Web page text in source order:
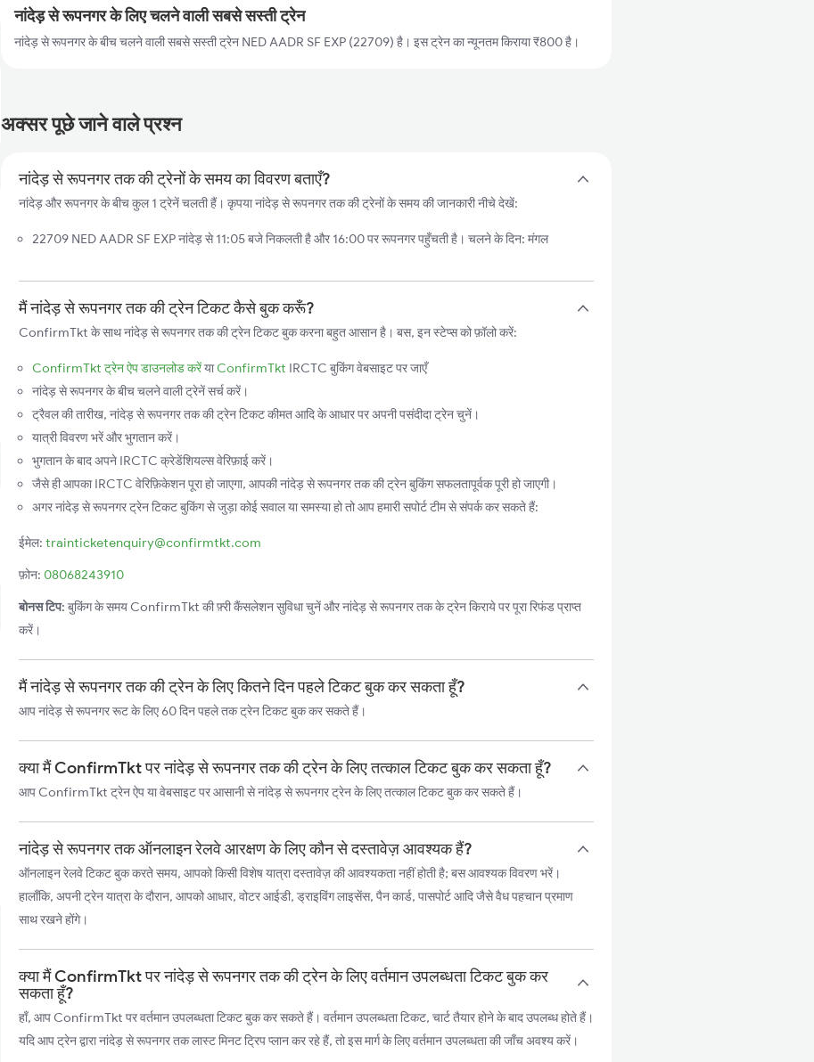
नांदेड़ से रूपनगर के लिए चलने वाली सबसे सस्ती ट्रेन
नांदेड़ से रूपनगर के बीच चलने वाली सबसे सस्ती ट्रेन NED AADR SF EXP (22709) है। इस ट्रेन का न्यूनतम किराया ₹800 है।
अक्सर पूछे जाने वाले प्रश्न
नांदेड़ से रूपनगर तक की ट्रेनों के समय का विवरण बताएँ?
नांदेड़ और रूपनगर के बीच कुल 1 ट्रेनें चलती हैं। कृपया नांदेड़ से रूपनगर तक की ट्रेनों के समय की जानकारी नीचे देखें:
22709 NED AADR SF EXP नांदेड़ से 11:05 बजे निकलती है और 16:00 पर रूपनगर पहुँचती है। चलने के दिन: मंगल
मैं नांदेड़ से रूपनगर तक की ट्रेन टिकट कैसे बुक करूँ?
ConfirmTkt के साथ नांदेड़ से रूपनगर तक की ट्रेन टिकट बुक करना बहुत आसान है। बस, इन स्टेप्स को फ़ॉलो करें:
ConfirmTkt ट्रेन ऐप डाउनलोड करेंयाConfirmTkt IRCTC बुकिंग वेबसाइट पर जाएँ
नांदेड़ से रूपनगर के बीच चलने वाली ट्रेनें सर्च करें।
ट्रैवल की तारीख, नांदेड़ से रूपनगर तक की ट्रेन टिकट कीमत आदि के आधार पर अपनी पसंदीदा ट्रेन चुनें।
यात्री विवरण भरें और भुगतान करें।
भुगतान के बाद अपने IRCTC क्रेडेंशियल्स वेरिफ़ाई करें।
जैसे ही आपका IRCTC वेरिफ़िकेशन पूरा हो जाएगा, आपकी नांदेड़ से रूपनगर तक की ट्रेन बुकिंग सफलतापूर्वक पूरी हो जाएगी।
अगर नांदेड़ से रूपनगर ट्रेन टिकट बुकिंग से जुड़ा कोई सवाल या समस्या हो तो आप हमारी सपोर्ट टीम से संपर्क कर सकते हैं:
ईमेल: trainticketenquiry@confirmtkt.com
फ़ोन: 08068243910
बोनस टिप: बुकिंग के समय ConfirmTkt की फ़्री कैंसलेशन सुविधा चुनें और नांदेड़ से रूपनगर तक के ट्रेन किराये पर पूरा रिफंड प्राप्त
करें।
मैं नांदेड़ से रूपनगर तक की ट्रेन के लिए कितने दिन पहले टिकट बुक कर सकता हूँ?
आप नांदेड़ से रूपनगर रूट के लिए 60 दिन पहले तक ट्रेन टिकट बुक कर सकते हैं।
क्या मैं ConfirmTkt पर नांदेड़ से रूपनगर तक की ट्रेन के लिए तत्काल टिकट बुक कर सकता हूँ?
आप ConfirmTkt ट्रेन ऐप या वेबसाइट पर आसानी से नांदेड़ से रूपनगर ट्रेन के लिए तत्काल टिकट बुक कर सकते हैं।
नांदेड़ से रूपनगर तक ऑनलाइन रेलवे आरक्षण के लिए कौन से दस्तावेज़ आवश्यक हैं?
ऑनलाइन रेलवे टिकट बुक करते समय, आपको किसी विशेष यात्रा दस्तावेज़ की आवश्यकता नहीं होती है; बस आवश्यक विवरण भरें।
हालाँकि, अपनी ट्रेन यात्रा के दौरान, आपको आधार, वोटर आईडी, ड्राइविंग लाइसेंस, पैन कार्ड, पासपोर्ट आदि जैसे वैध पहचान प्रमाण
साथ रखने होंगे।
क्या मैं ConfirmTkt पर नांदेड़ से रूपनगर तक की ट्रेन के लिए वर्तमान उपलब्धता टिकट बुक कर
सकता हूँ?
हाँ, आप ConfirmTkt पर वर्तमान उपलब्धता टिकट बुक कर सकते हैं। वर्तमान उपलब्धता टिकट, चार्ट तैयार होने के बाद उपलब्ध होते हैं।
यदि आप ट्रेन द्वारा नांदेड़ से रूपनगर तक लास्ट मिनट ट्रिप प्लान कर रहे हैं, तो इस मार्ग के लिए वर्तमान उपलब्धता की जाँच अवश्य करें।